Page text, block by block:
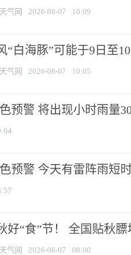
气网 2026-08-07 10:09
“白海豚”可能于9日至
气网 2026-08-07 10:05
预警 将出现小时雨量
预警 今天有雷阵雨短
好“食”节！ 全国贴秋
气网 2026-08-07 08:00